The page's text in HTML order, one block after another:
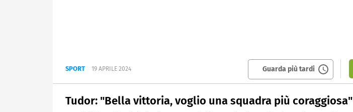
SPORT 19 APRILE 2024 Guarda più tardi
Tudor: "Bella vittoria, voglio una squadra più coraggiosa"